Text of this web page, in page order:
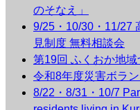
のそなえ」
9/25・10/30・11/27
見制度 無料相談会
第19回 ふくおか地域
令和8年度災害ボラ
8/22・8/31・10/7